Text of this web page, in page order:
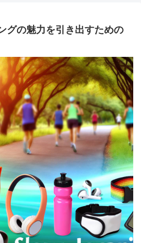
グの魅力を引き出すための